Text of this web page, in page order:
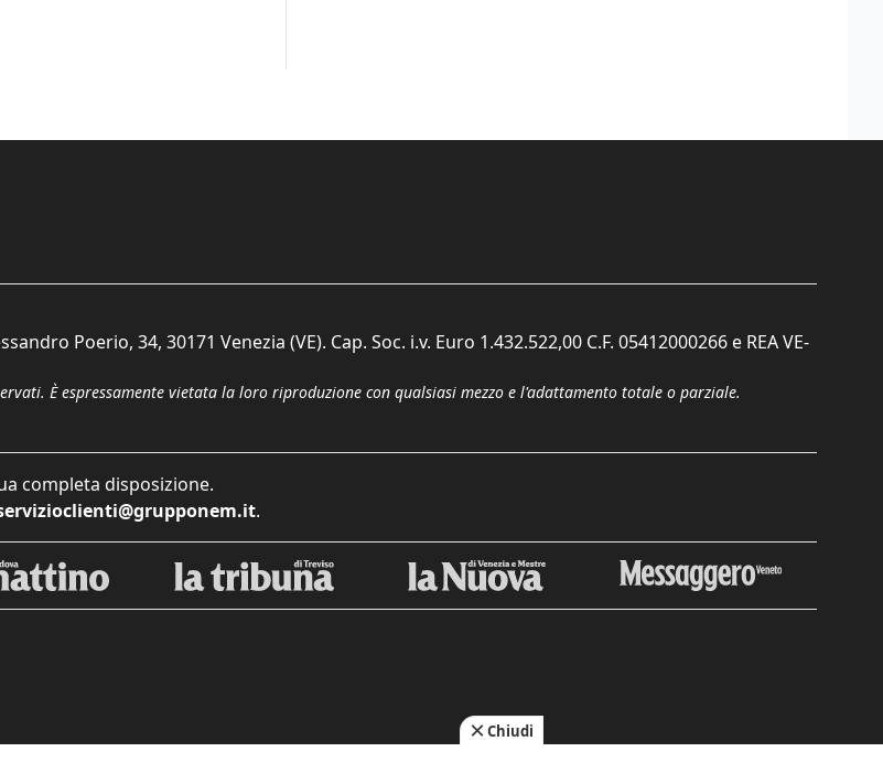
Poerio, 34, 30171 Venezia (VE). Cap. Soc. i.v. Euro 1.432.522,00 C.F. 05412000266 e REA VE-
È espressamente vietata la loro riproduzione con qualsiasi mezzo e l'adattamento totale o parziale.
completa disposizione.
.
Chiudi